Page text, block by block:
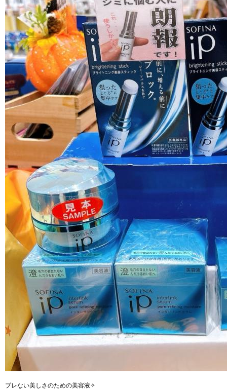
ブレない美しさのための美容液✧